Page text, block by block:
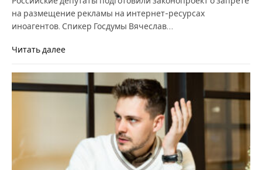
на размещение рекламы на интернет-ресурсах
иноагентов. Спикер Госдумы Вячеслав…
Читать далее